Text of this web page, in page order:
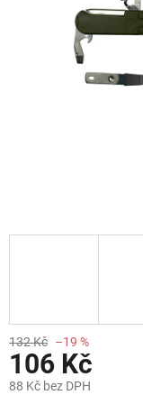
132 Kč –19 %
106 Kč
88 Kč bez DPH